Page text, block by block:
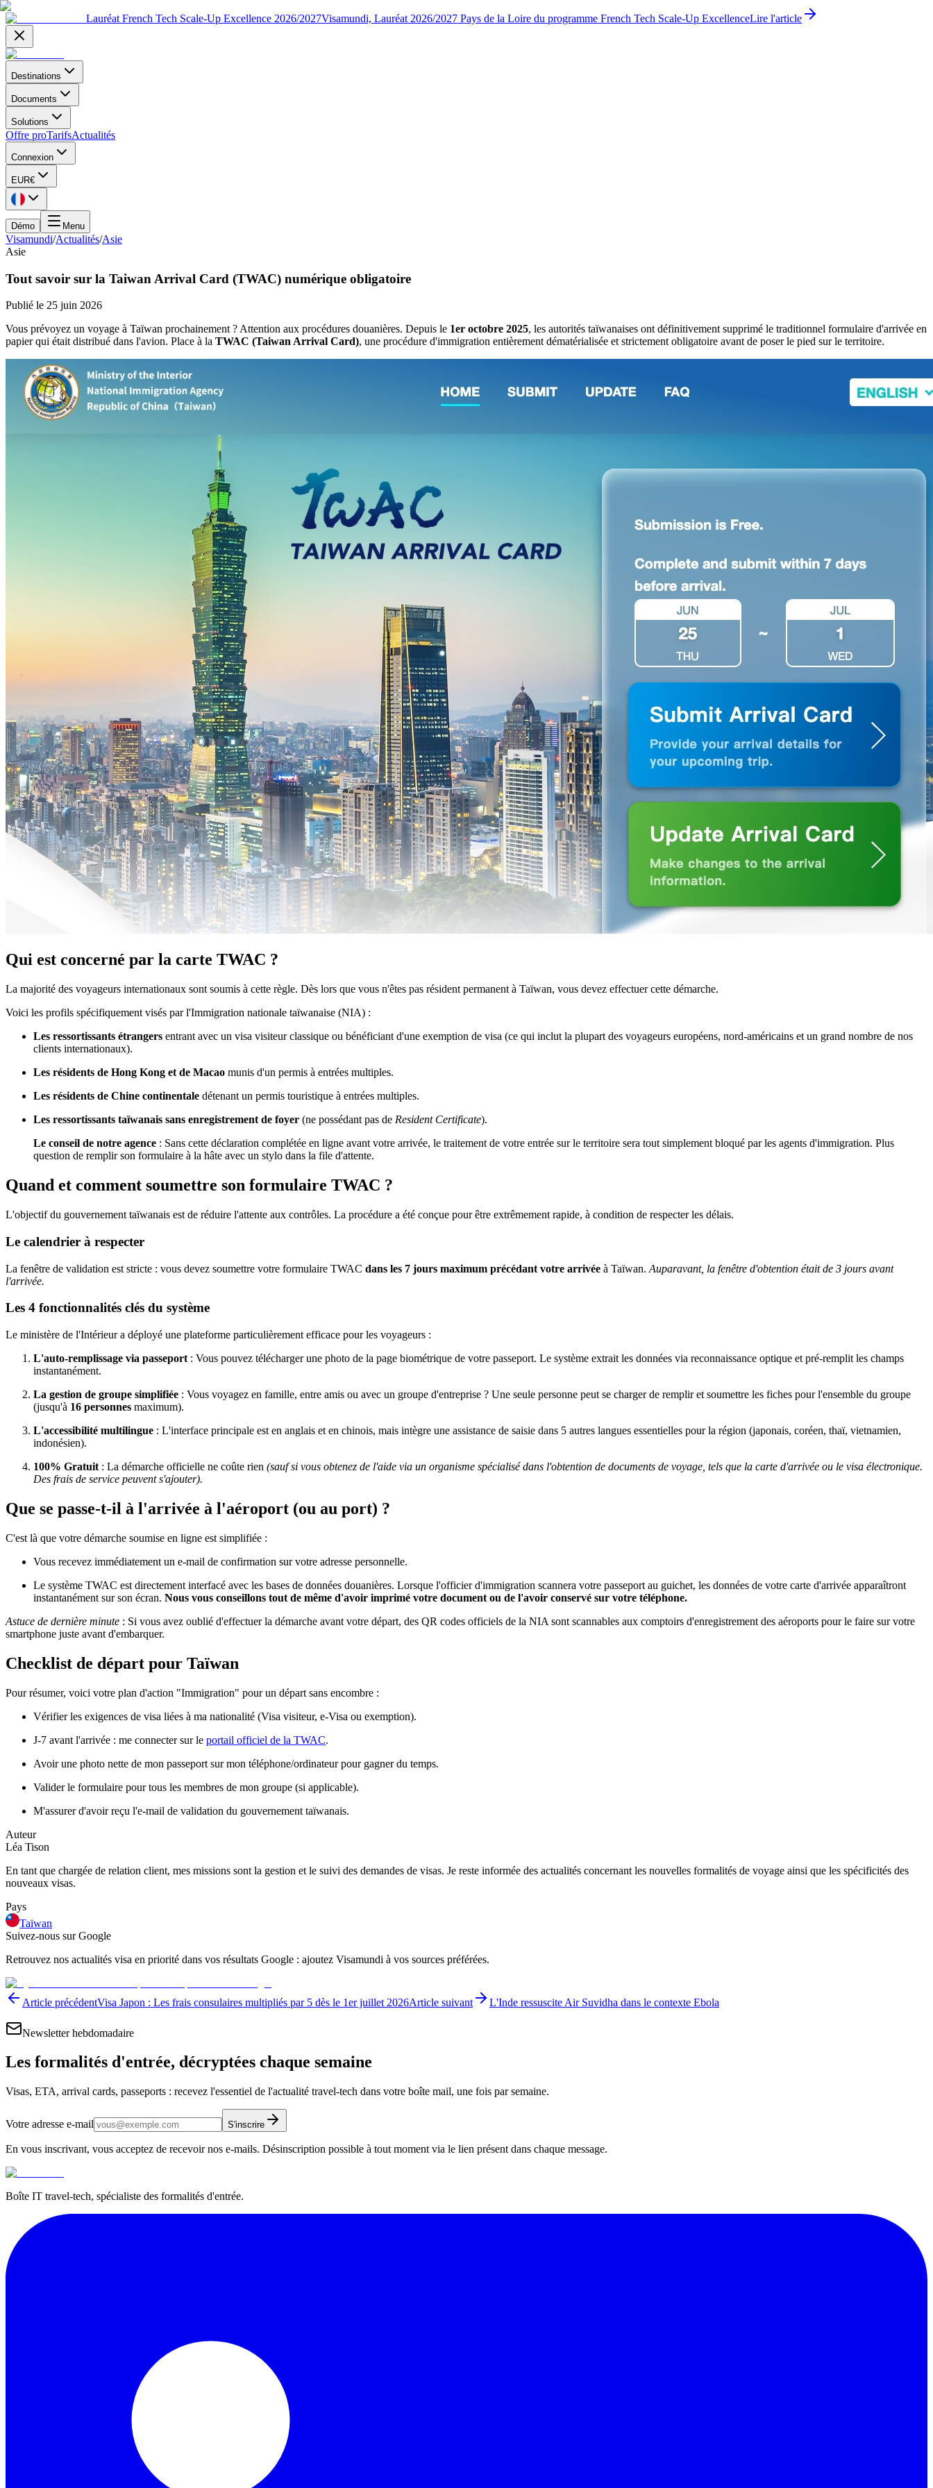
Lauréat French Tech Scale-Up Excellence 2026/2027Visamundi, Lauréat 2026/2027 Pays de la Loire du programme French Tech Scale-Up ExcellenceLire l'article
Destinations
Documents
Solutions
Offre proTarifsActualités
Connexion
EUR€
Démo Menu
Visamundi/Actualités/Asie
Asie
Tout savoir sur la Taiwan Arrival Card (TWAC) numérique obligatoire
Publié le 25 juin 2026
Vous prévoyez un voyage à Taïwan prochainement ? Attention aux procédures douanières. Depuis le 1er octobre 2025, les autorités taïwanaises ont définitivement supprimé le traditionnel formulaire d'arrivée en
papier qui était distribué dans l'avion. Place à la TWAC (Taiwan Arrival Card), une procédure d'immigration entièrement dématérialisée et strictement obligatoire avant de poser le pied sur le territoire.
Qui est concerné par la carte TWAC ?
La majorité des voyageurs internationaux sont soumis à cette règle. Dès lors que vous n'êtes pas résident permanent à Taïwan, vous devez effectuer cette démarche.
Voici les profils spécifiquement visés par l'Immigration nationale taïwanaise (NIA) :
Les ressortissants étrangers entrant avec un visa visiteur classique ou bénéficiant d'une exemption de visa (ce qui inclut la plupart des voyageurs européens, nord-américains et un grand nombre de nos
clients internationaux).
Les résidents de Hong Kong et de Macao munis d'un permis à entrées multiples.
Les résidents de Chine continentale détenant un permis touristique à entrées multiples.
Les ressortissants taïwanais sans enregistrement de foyer (ne possédant pas de Resident Certificate).
Le conseil de notre agence : Sans cette déclaration complétée en ligne avant votre arrivée, le traitement de votre entrée sur le territoire sera tout simplement bloqué par les agents d'immigration. Plus
question de remplir son formulaire à la hâte avec un stylo dans la file d'attente.
Quand et comment soumettre son formulaire TWAC ?
L'objectif du gouvernement taïwanais est de réduire l'attente aux contrôles. La procédure a été conçue pour être extrêmement rapide, à condition de respecter les délais.
Le calendrier à respecter
La fenêtre de validation est stricte : vous devez soumettre votre formulaire TWAC dans les 7 jours maximum précédant votre arrivée à Taïwan. Auparavant, la fenêtre d'obtention était de 3 jours avant
l'arrivée.
Les 4 fonctionnalités clés du système
Le ministère de l'Intérieur a déployé une plateforme particulièrement efficace pour les voyageurs :
L'auto-remplissage via passeport : Vous pouvez télécharger une photo de la page biométrique de votre passeport. Le système extrait les données via reconnaissance optique et pré-remplit les champs
instantanément.
La gestion de groupe simplifiée : Vous voyagez en famille, entre amis ou avec un groupe d'entreprise ? Une seule personne peut se charger de remplir et soumettre les fiches pour l'ensemble du groupe
(jusqu'à 16 personnes maximum).
L'accessibilité multilingue : L'interface principale est en anglais et en chinois, mais intègre une assistance de saisie dans 5 autres langues essentielles pour la région (japonais, coréen, thaï, vietnamien,
indonésien).
100% Gratuit : La démarche officielle ne coûte rien (sauf si vous obtenez de l'aide via un organisme spécialisé dans l'obtention de documents de voyage, tels que la carte d'arrivée ou le visa électronique.
Des frais de service peuvent s'ajouter).
Que se passe-t-il à l'arrivée à l'aéroport (ou au port) ?
C'est là que votre démarche soumise en ligne est simplifiée :
Vous recevez immédiatement un e-mail de confirmation sur votre adresse personnelle.
Le système TWAC est directement interfacé avec les bases de données douanières. Lorsque l'officier d'immigration scannera votre passeport au guichet, les données de votre carte d'arrivée apparaîtront
instantanément sur son écran. Nous vous conseillons tout de même d'avoir imprimé votre document ou de l'avoir conservé sur votre téléphone.
Astuce de dernière minute : Si vous avez oublié d'effectuer la démarche avant votre départ, des QR codes officiels de la NIA sont scannables aux comptoirs d'enregistrement des aéroports pour le faire sur votre
smartphone juste avant d'embarquer.
Checklist de départ pour Taïwan
Pour résumer, voici votre plan d'action "Immigration" pour un départ sans encombre :
Vérifier les exigences de visa liées à ma nationalité (Visa visiteur, e-Visa ou exemption).
J-7 avant l'arrivée : me connecter sur le portail officiel de la TWAC.
Avoir une photo nette de mon passeport sur mon téléphone/ordinateur pour gagner du temps.
Valider le formulaire pour tous les membres de mon groupe (si applicable).
M'assurer d'avoir reçu l'e-mail de validation du gouvernement taïwanais.
Auteur
Léa Tison
En tant que chargée de relation client, mes missions sont la gestion et le suivi des demandes de visas. Je reste informée des actualités concernant les nouvelles formalités de voyage ainsi que les spécificités des
nouveaux visas.
Pays
Taïwan
Suivez-nous sur Google
Retrouvez nos actualités visa en priorité dans vos résultats Google : ajoutez Visamundi à vos sources préférées.
Article précédentVisa Japon : Les frais consulaires multipliés par 5 dès le 1er juillet 2026Article suivant L'Inde ressuscite Air Suvidha dans le contexte Ebola
Newsletter hebdomadaire
Les formalités d'entrée, décryptées chaque semaine
Visas, ETA, arrival cards, passeports : recevez l'essentiel de l'actualité travel-tech dans votre boîte mail, une fois par semaine.
Votre adresse e-mail S'inscrire
En vous inscrivant, vous acceptez de recevoir nos e-mails. Désinscription possible à tout moment via le lien présent dans chaque message.
Boîte IT travel-tech, spécialiste des formalités d'entrée.